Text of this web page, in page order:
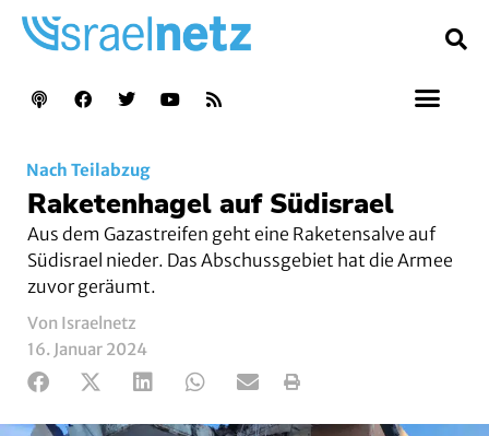
Nach Teilabzug
Raketenhagel auf Südisrael
Aus dem Gazastreifen geht eine Raketensalve auf
Südisrael nieder. Das Abschussgebiet hat die Armee
zuvor geräumt.
Von Israelnetz
16. Januar 2024